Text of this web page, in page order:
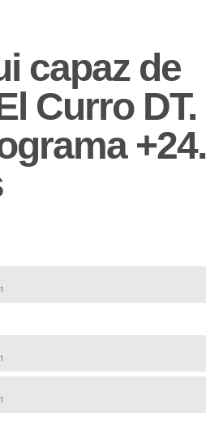
capaz de
Curro DT.
+24.